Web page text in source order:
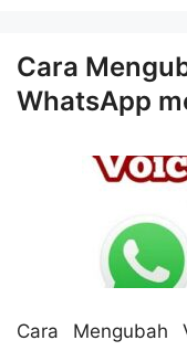
Cara
WhatsApp
Cara Mengubah